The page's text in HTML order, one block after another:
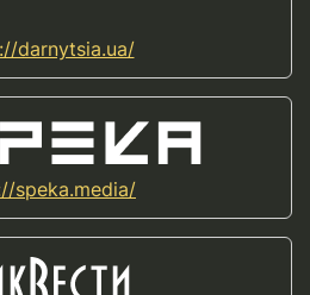
darnytsia.ua/
speka.media/